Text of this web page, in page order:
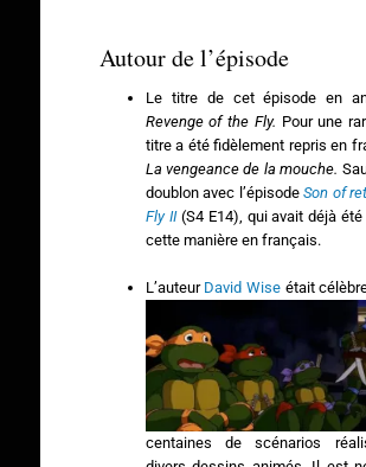
Autour de l’épisode
Le titre de cet épisode en
Revenge of the Fly. Pour une
titre a été fidèlement repris en
La vengeance de la mouche.
doublon avec l’épisodeSon of
Fly II(S4 E14), qui avait déjà
cette manière en français.
L’auteur David Wiseétait
centaines de scénarios